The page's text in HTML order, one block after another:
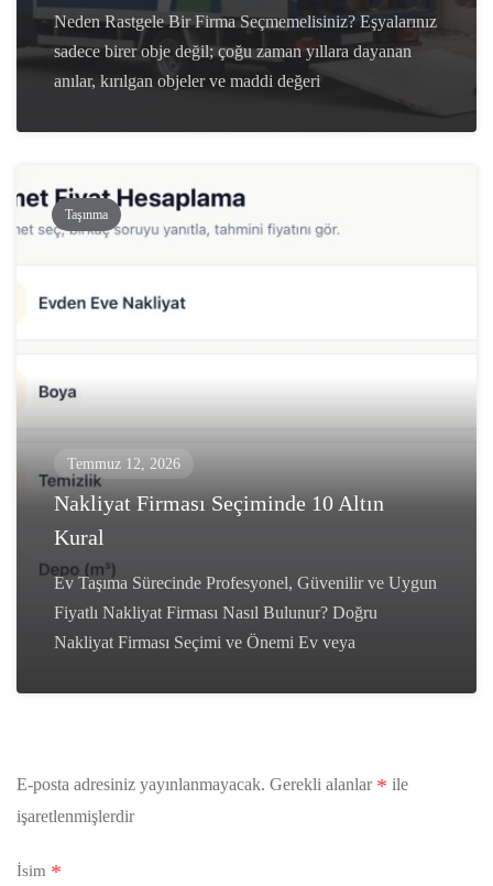
Neden Rastgele Bir Firma Seçmemelisiniz? Eşyalarınız
sadece birer obje değil; çoğu zaman yıllara dayanan
anılar, kırılgan objeler ve maddi değeri
Taşınma
Temmuz 12, 2026
Nakliyat Firması Seçiminde 10 Altın
Kural
Ev Taşıma Sürecinde Profesyonel, Güvenilir ve Uygun
Fiyatlı Nakliyat Firması Nasıl Bulunur? Doğru
Nakliyat Firması Seçimi ve Önemi Ev veya
E-posta adresiniz yayınlanmayacak. Gerekli alanlar * ile
işaretlenmişlerdir
İsim *